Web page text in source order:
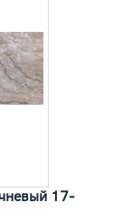
17-